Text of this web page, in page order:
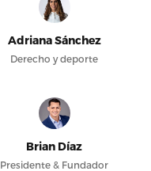
Adriana Sánchez
Derecho y deporte
Brian Díaz
Presidente & Fundador